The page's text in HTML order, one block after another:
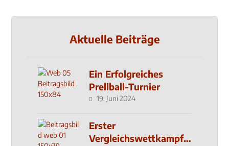
Aktuelle Beiträge
Ein Erfolgreiches
Prellball-Turnier
19. Juni 2024
Erster
Vergleichswettkampf